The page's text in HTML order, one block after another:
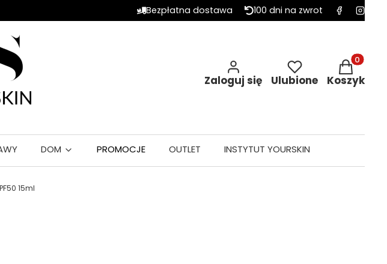
Bezpłatna dostawa 100 dni na zwrot
Zaloguj się Ulubione
Produkty
Koszyk
DOM PROMOCJE OUTLET INSTYTUT YOURSKIN
15ml